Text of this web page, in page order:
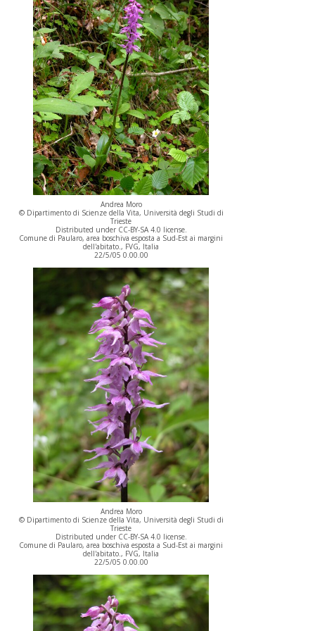
Andrea Moro
© Dipartimento di Scienze della Vita, Università degli Studi di
Trieste
Distributed under CC-BY-SA 4.0 license.
Comune di Paularo, area boschiva esposta a Sud-Est ai margini
dell'abitato., FVG, Italia
22/5/05 0.00.00
Andrea Moro
© Dipartimento di Scienze della Vita, Università degli Studi di
Trieste
Distributed under CC-BY-SA 4.0 license.
Comune di Paularo, area boschiva esposta a Sud-Est ai margini
dell'abitato., FVG, Italia
22/5/05 0.00.00